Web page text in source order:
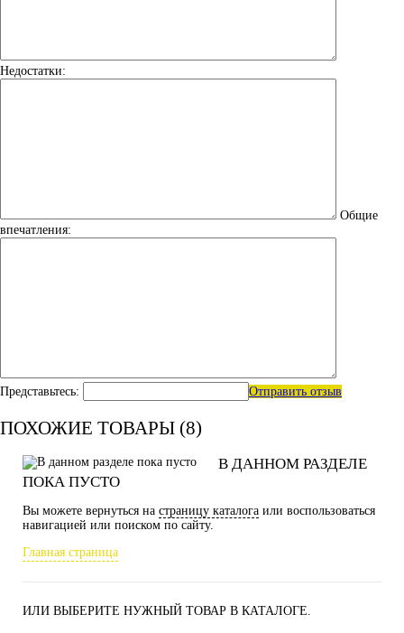
Недостатки:
Общие
впечатления:
Представьтесь: Отправить отзыв
ПОХОЖИЕ ТОВАРЫ (8)
В ДАННОМ РАЗДЕЛЕ
ПОКА ПУСТО
Вы можете вернуться на страницу каталога или воспользоваться
навигацией или поиском по сайту.
Главная страница
ИЛИ ВЫБЕРИТЕ НУЖНЫЙ ТОВАР В КАТАЛОГЕ.